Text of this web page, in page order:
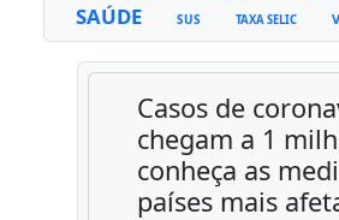
SAÚDE SUS TAXA SELIC
Casos de
chegam a 1
conheça as
países mais